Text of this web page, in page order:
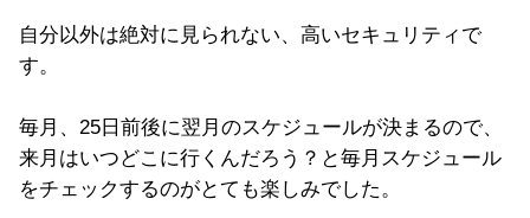
自分以外は絶対に見られない、高いセキュリティで
す。
毎月、25日前後に翌月のスケジュールが決まるので、
来月はいつどこに行くんだろう？と毎月スケジュール
をチェックするのがとても楽しみでした。